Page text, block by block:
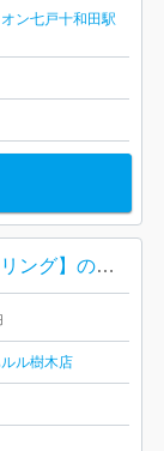
ン七戸十和田駅
【K18 アメジスト リング】の買取実績 ハルル樹木店
ル樹木店